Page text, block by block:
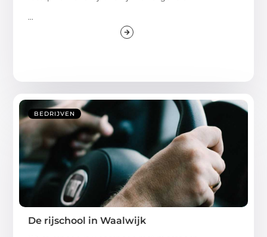
...
BEDRIJVEN
De rijschool in Waalwijk